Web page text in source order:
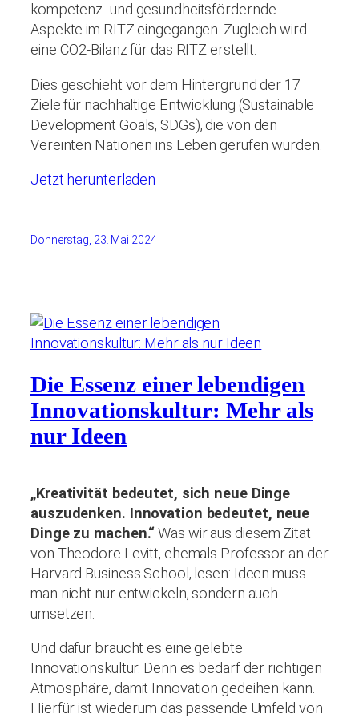
kompetenz- und gesundheitsfördernde
Aspekte im RITZ eingegangen. Zugleich wird
eine CO2-Bilanz für das RITZ erstellt.
Dies geschieht vor dem Hintergrund der 17
Ziele für nachhaltige Entwicklung (Sustainable
Development Goals, SDGs), die von den
Vereinten Nationen ins Leben gerufen wurden.
Jetzt herunterladen
Donnerstag, 23. Mai 2024
Die Essenz einer lebendigen
Innovationskultur: Mehr als
nur Ideen
„Kreativität bedeutet, sich neue Dinge
auszudenken. Innovation bedeutet, neue
Dinge zu machen.“Was wir aus diesem Zitat
von Theodore Levitt, ehemals Professor an der
Harvard Business School, lesen: Ideen muss
man nicht nur entwickeln, sondern auch
umsetzen.
Und dafür braucht es eine gelebte
Innovationskultur. Denn es bedarf der richtigen
Atmosphäre, damit Innovation gedeihen kann.
Hierfür ist wiederum das passende Umfeld von